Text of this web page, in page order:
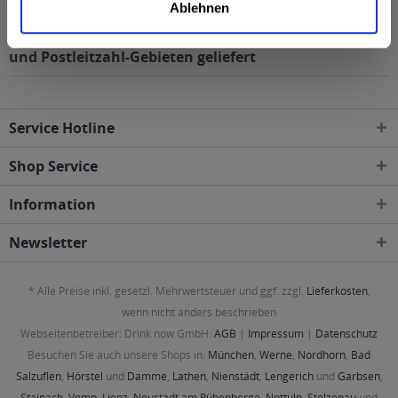
Ablehnen
Kaiser ohne Filter Helles Kellerbier Bügelflasche 20 x
0,33l wird in den folgenden Regionen, Städten, Orten
und Postleitzahl-Gebieten geliefert
Service Hotline
Shop Service
Information
Newsletter
* Alle Preise inkl. gesetzl. Mehrwertsteuer und ggf. zzgl. Lieferkosten,
wenn nicht anders beschrieben
Webseitenbetreiber: Drink now GmbH: AGB | Impressum | Datenschutz
Besuchen Sie auch unsere Shops in: München, Werne, Nordhorn, Bad
Salzuflen, Hörstel und Damme, Lathen, Nienstädt, Lengerichund Garbsen,